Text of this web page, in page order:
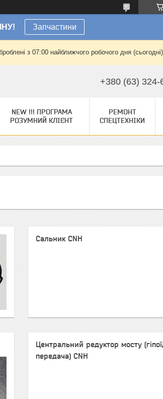
Запчастини
з 07:00 найближчого робочого дня
+380 (63) 324-
NEW !!! ПРОГРАМА
РОЗУМНИЙ КЛІЄНТ
РЕМОНТ
СПЕЦТЕХНІКИ
Сальник CNH
Центральний редуктор мосту
передача) CNH